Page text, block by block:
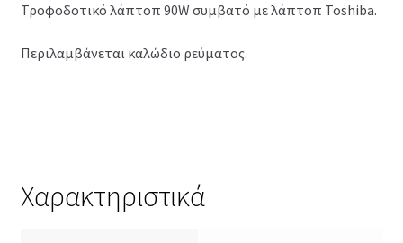
Τροφοδοτικό λάπτοπ 90W συμβατό με λάπτοπ Toshiba.
Περιλαμβάνεται καλώδιο ρεύματος.
Χαρακτηριστικά